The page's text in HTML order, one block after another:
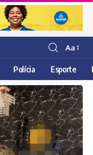
Resisor
de
fonte
Aa
Polícia Esporte